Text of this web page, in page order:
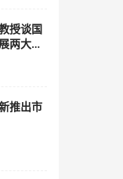
授谈国
两大路
源开放
推出市